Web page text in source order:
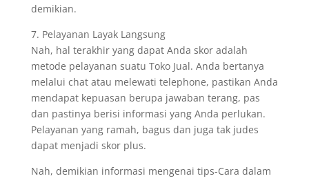
demikian.
7. Pelayanan Layak Langsung
Nah, hal terakhir yang dapat Anda skor adalah
metode pelayanan suatu Toko Jual. Anda bertanya
melalui chat atau melewati telephone, pastikan Anda
mendapat kepuasan berupa jawaban terang, pas
dan pastinya berisi informasi yang Anda perlukan.
Pelayanan yang ramah, bagus dan juga tak judes
dapat menjadi skor plus.
Nah, demikian informasi mengenai tips-Cara dalam